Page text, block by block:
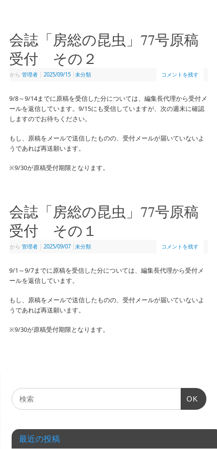
会誌「房総の昆虫」77号原稿
受付 その２
から 管理者 2025/09/15 未分類 コメントを残す
9/8～9/14までに原稿を受信した分については、編集長代理から受付メ
ールを返信しています。9/15にも受信していますが、次の週末に確認
しますのでお待ちください。
もし、原稿をメールで送信したものの、受付メールが届いていないよ
うであれば再送願います。
※9/30が原稿受付期限となります。
会誌「房総の昆虫」77号原稿
受付 その１
から 管理者 2025/09/07 未分類 コメントを残す
9/1～9/7までに原稿を受信した分については、編集長代理から受付メ
ールを返信しています。
もし、原稿をメールで送信したものの、受付メールが届いていないよ
うであれば再送願います。
※9/30が原稿受付期限となります。
OK
最近の投稿